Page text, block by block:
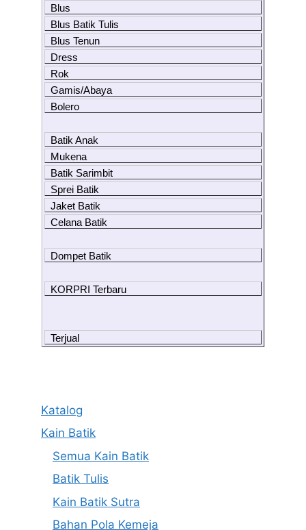
Blus
Blus Batik Tulis
Blus Tenun
Dress
Rok
Gamis/Abaya
Bolero
Batik Anak
Mukena
Batik Sarimbit
Sprei Batik
Jaket Batik
Celana Batik
Dompet Batik
KORPRI Terbaru
Terjual
Katalog
Kain Batik
Semua Kain Batik
Batik Tulis
Kain Batik Sutra
Bahan Pola Kemeja